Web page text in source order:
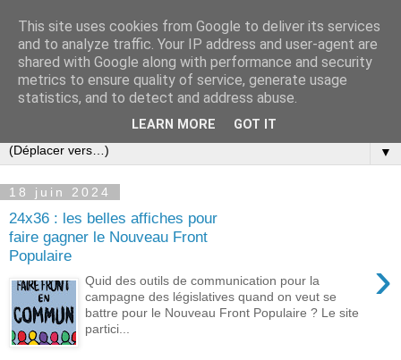
Slovar les Nouvelles
Blog citoyen d'informations, de décryptages et de
commentaires depuis 2005
▼
18 juin 2024
24x36 : les belles affiches pour
faire gagner le Nouveau Front
Populaire
›
Quid des outils de communication pour la
campagne des législatives quand on veut se
battre pour le Nouveau Front Populaire ? Le site
partici...
This site uses cookies from Google to deliver its services
and to analyze traffic. Your IP address and user-agent are
shared with Google along with performance and security
metrics to ensure quality of service, generate usage
statistics, and to detect and address abuse.
LEARN MORE GOT IT